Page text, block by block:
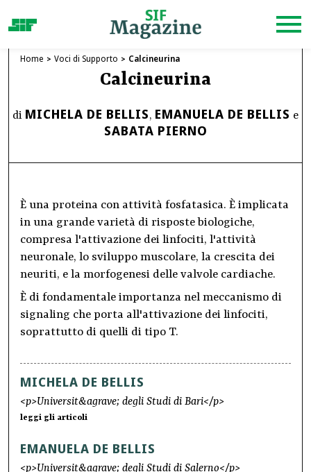
Home Voci di Supporto Calcineurina
Calcineurina
di MICHELA DE BELLIS, EMANUELA DE BELLIS e
SABATA PIERNO
È una proteina con attività fosfatasica. È implicata
in una grande varietà di risposte biologiche,
compresa l'attivazione dei linfociti, l'attività
neuronale, lo sviluppo muscolare, la crescita dei
neuriti, e la morfogenesi delle valvole cardiache.
È di fondamentale importanza nel meccanismo di
signaling che porta all'attivazione dei linfociti,
soprattutto di quelli di tipo T.
MICHELA DE BELLIS
<p>Universit&agrave; degli Studi di Bari</p>
leggi gli articoli
EMANUELA DE BELLIS
<p>Universit&agrave; degli Studi di Salerno</p>